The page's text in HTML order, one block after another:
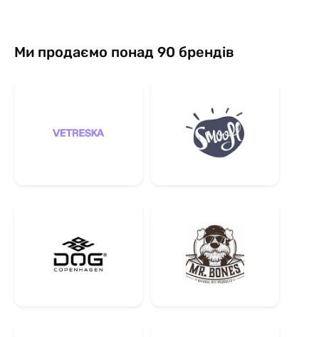
Ми продаємо понад 90 брендів